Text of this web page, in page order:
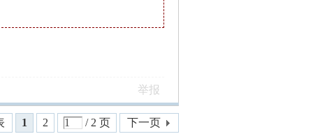
举报
1 2 / 2 页 下一页